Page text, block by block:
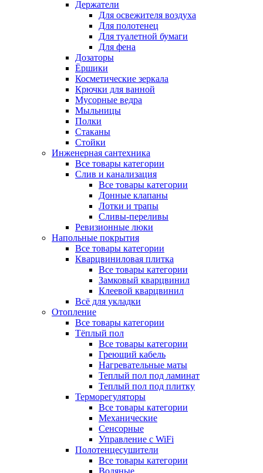
Держатели
Для освежителя воздуха
Для полотенец
Для туалетной бумаги
Для фена
Дозаторы
Ёршики
Косметические зеркала
Крючки для ванной
Мусорные ведра
Мыльницы
Полки
Стаканы
Стойки
Инженерная сантехника
Все товары категории
Слив и канализация
Все товары категории
Донные клапаны
Лотки и трапы
Сливы-переливы
Ревизионные люки
Напольные покрытия
Все товары категории
Кварцвиниловая плитка
Все товары категории
Замковый кварцвинил
Клеевой кварцвинил
Всё для укладки
Отопление
Все товары категории
Тёплый пол
Все товары категории
Греющий кабель
Нагревательные маты
Теплый пол под ламинат
Теплый пол под плитку
Терморегуляторы
Все товары категории
Механические
Сенсорные
Управление с WiFi
Полотенцесушители
Все товары категории
Водяные